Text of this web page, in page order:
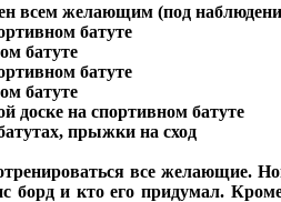
всем желающим (под
батуте
батуте
батуте
батуте
доске на спортивном батуте
прыжки на сход
все желающие.
борд и кто его придумал.